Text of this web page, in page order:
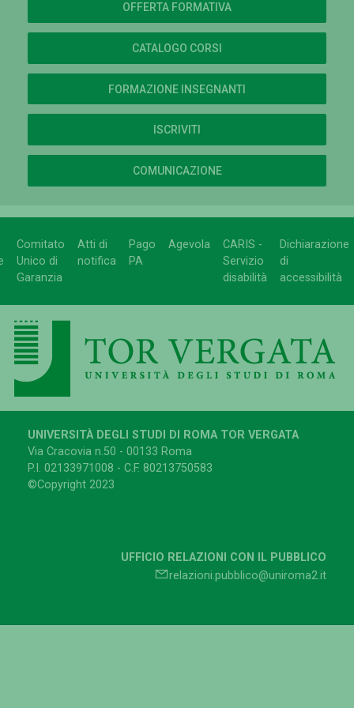
OFFERTA FORMATIVA
CATALOGO CORSI
FORMAZIONE INSEGNANTI
ISCRIVITI
COMUNICAZIONE
Comitato
Unico di
Garanzia
Atti di
notifica
Pago
PA
Agevola
CARIS -
Servizio
disabilità
Dichiarazione
di
accessibilità
UNIVERSITÀ DEGLI STUDI DI ROMA TOR VERGATA
Via Cracovia n.50 - 00133 Roma
P.I. 02133971008 - C.F. 80213750583
©Copyright 2023
UFFICIO RELAZIONI CON IL PUBBLICO
relazioni.pubblico@uniroma2.it